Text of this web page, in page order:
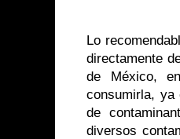
Lo
directamente
de México,
consumirla, ya
de
diversos